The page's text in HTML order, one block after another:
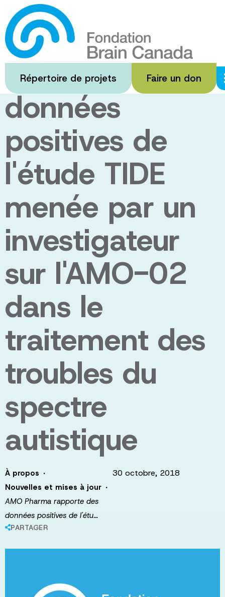
Passer
au
contenu
principal
Répertoire de projets Faire un don
AMO Pharma
rapporte des
données
positives de
l'étude TIDE
menée par un
investigateur
sur l'AMO-02
dans le
traitement des
troubles du
spectre
autistique
À propos ·
Nouvelles et mises à jour ·
AMO Pharma rapporte des
données positives de l'étu…
PARTAGER
30 octobre, 2018